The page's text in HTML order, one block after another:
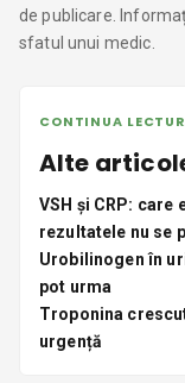
de publicare.
sfatul unui medic.
CONTINUA
Alte
VSH și CRP: care
rezultatele nu se
Urobilinogen în
pot urma
Troponina
urgență